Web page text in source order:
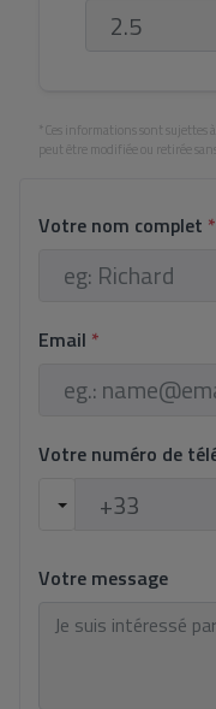
*Ces informations sont sujettes
peut être modifiée ou retirée
Votre nom complet *
Email *
Votre numéro de
Votre message